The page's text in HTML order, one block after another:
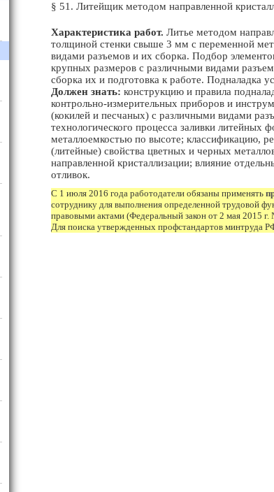
§ 51. Литейщик методом направленной
Характеристика работ. Литье методом
толщиной стенки свыше 3 мм с переменной
видами разъемов и их сборка. Подбор
крупных размеров с различными видами
сборка их и подготовка к работе. Подналадка
Должен знать: конструкцию и правила
контрольно-измерительных приборов и
(кокилей и песчаных) с различными видами
технологического процесса заливки литейных
металлоемкостью по высоте; классификацию,
(литейные) свойства цветных и черных
направленной кристаллизации; влияние
отливок.
С 1 июля 2016 года работодатели обязаны применять
сотруднику для выполнения определенной трудовой
правовыми актами (Федеральный закон от 2 мая 2015
Для поиска утвержденных профстандартов минтруда